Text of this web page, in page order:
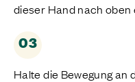
dieser Hand nach oben
03
Halte die Bewegung